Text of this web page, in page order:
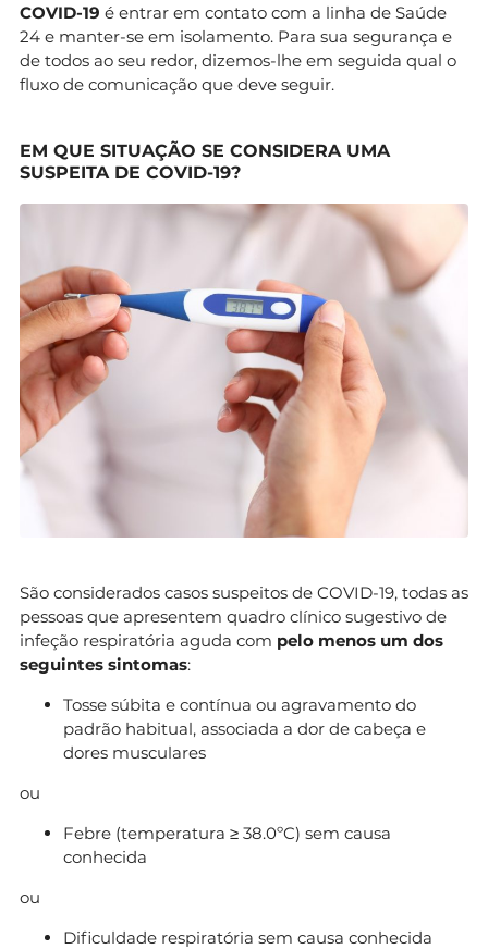
COVID-19 é entrar em contato com a linha de Saúde
24 e manter-se em isolamento. Para sua segurança e
de todos ao seu redor, dizemos-lhe em seguida qual o
fluxo de comunicação que deve seguir.
EM QUE SITUAÇÃO SE CONSIDERA UMA
SUSPEITA DE COVID-19?
São considerados casos suspeitos de COVID-19, todas as
pessoas que apresentem quadro clínico sugestivo de
infeção respiratória aguda com pelo menos um dos
seguintes sintomas:
Tosse súbita e contínua ou agravamento do
padrão habitual, associada a dor de cabeça e
dores musculares
ou
Febre (temperatura ≥ 38.0ºC) sem causa
conhecida
ou
Dificuldade respiratória sem causa conhecida